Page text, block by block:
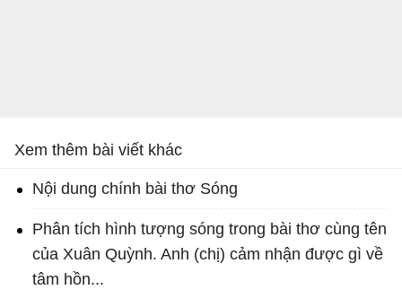
Xem thêm bài viết khác
Nội dung chính bài thơ Sóng
Phân tích hình tượng sóng trong bài thơ cùng tên
của Xuân Quỳnh. Anh (chị) cảm nhận được gì về
tâm hồn...